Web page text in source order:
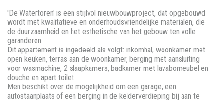
'De Watertoren' is een stijlvol nieuwbouwproject, dat opgebouwd
wordt met kwalitatieve en onderhoudsvriendelijke materialen, die
de duurzaamheid en het esthetische van het gebouw ten volle
garanderen
Dit appartement is ingedeeld als volgt: inkomhal, woonkamer met
open keuken, terras aan de woonkamer, berging met aansluiting
voor wasmachine, 2 slaapkamers, badkamer met lavabomeubel en
douche en apart toilet
Men beschikt over de mogelijkheid om een garage, een
autostaanplaats of een berging in de kelderverdieping bij aan te